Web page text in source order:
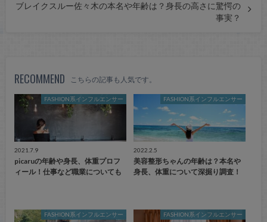
ブレイクスルー佐々木の本名や年齢は？身長の高さに驚愕の
事実？
RECOMMEND こちらの記事も人気です。
FASHION系インフルエンサー
2021.7.9
picaruの年齢や身長、体重プロフ
ィール！仕事など職業についても
FASHION系インフルエンサー
2022.2.5
美容整形ちゃんの年齢は？本名や
身長、体重について深掘り調査！
FASHION系インフルエンサー FASHION系インフルエンサー